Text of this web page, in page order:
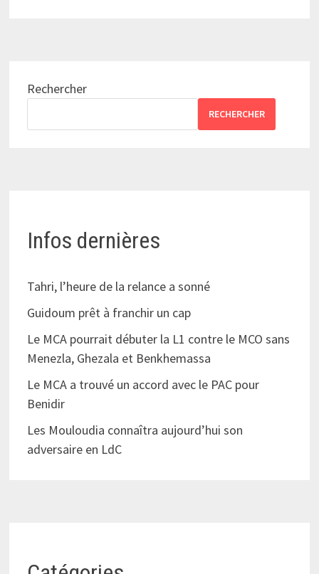
Rechercher
RECHERCHER
Infos dernières
Tahri, l’heure de la relance a sonné
Guidoum prêt à franchir un cap
Le MCA pourrait débuter la L1 contre le MCO sans
Menezla, Ghezala et Benkhemassa
Le MCA a trouvé un accord avec le PAC pour
Benidir
Les Mouloudia connaîtra aujourd’hui son
adversaire en LdC